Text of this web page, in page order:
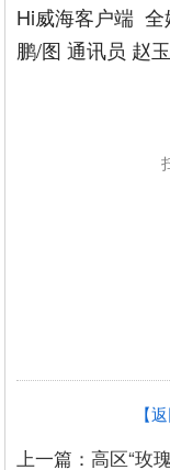
Hi威海客户端 全
鹏/图 通讯员 赵玉
【
上一篇：高区“玫